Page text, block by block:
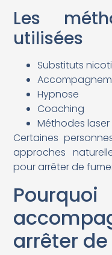
Les
utilisées
Substituts
Hypnose
Coaching
Méthodes
Certaines
approches
pour arrêter de
arrêter